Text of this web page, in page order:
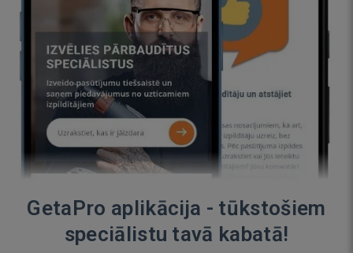
GetaPro aplikācija - tūkstošiem
speciālistu tavā kabatā!